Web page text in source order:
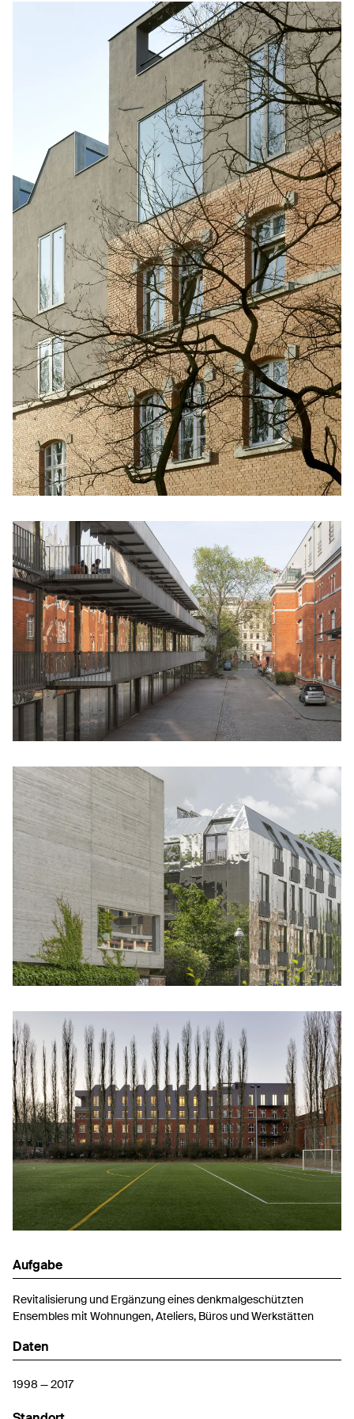
Aufgabe
Revitalisierung und Ergänzung eines denkmalgeschützten
Ensembles mit Wohnungen, Ateliers, Büros und Werkstätten
Daten
1998 — 2017